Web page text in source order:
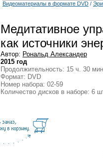
Видеоматериалы в формате DVD /
Медитативное
как источники
Автор: Рональд Александер
2015 год
Продолжительность: 15 ч. 30
Формат: DVD
Номер набора: 02-59
Количество дисков в наборе: 6